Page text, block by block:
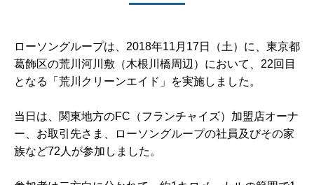
ローソングループは、2018年11月17日（土）に、東京都
葛飾区の荒川河川敷（木根川橋周辺）において、22回目
となる「荒川クリーンエイド」を実施しました。
当日は、関東地方のFC（フランチャイズ）加盟店オーナ
ー、お取引先さま、ローソングループの社員及びその家
族など72人が参加しました。